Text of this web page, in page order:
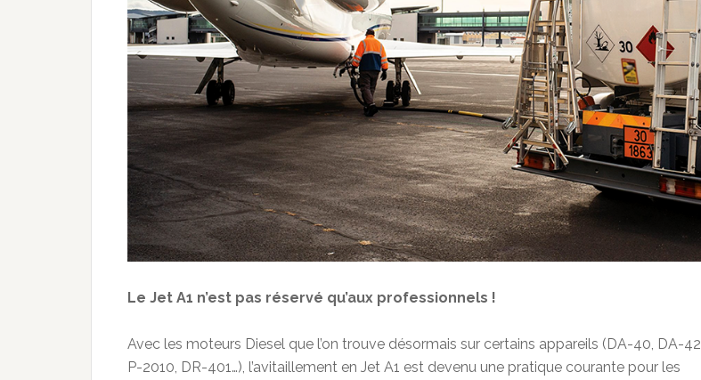
Le Jet A1 n’est pas réservé qu’aux professionnels !
Avec les moteurs Diesel que l’on trouve désormais sur certains appareils (DA-40, DA-42,
P-2010, DR-401…), l’avitaillement en Jet A1 est devenu une pratique courante pour les